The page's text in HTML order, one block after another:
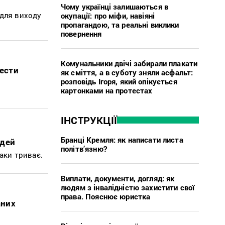
виходу
триває.
Чому українці залишаються в
окупації: про міфи, навіяні
пропагандою, та реальні виклики
повернення
Комунальники двічі забирали плакати
як сміття, а в суботу зняли асфальт:
розповідь Ігоря, який опікується
картонками на протестах
ІНСТРУКЦІЇ
Бранці Кремля: як написати листа
політв’язню?
Виплати, документи, догляд: як
людям з інвалідністю захистити свої
права. Пояснює юристка